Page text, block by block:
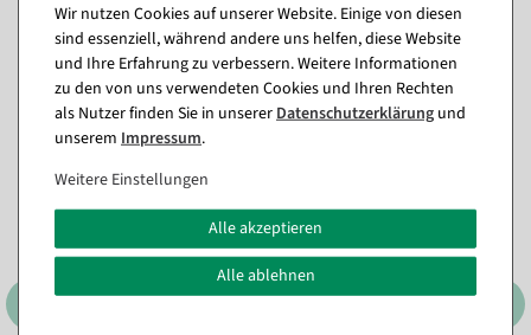
Passende Artikel zu diesem Produkt
(8)
Wir nutzen Cookies auf unserer Website. Einige von diesen
sind essenziell, während andere uns helfen, diese Website
und Ihre Erfahrung zu verbessern. Weitere Informationen
zu den von uns verwendeten Cookies und Ihren Rechten
als Nutzer finden Sie in unsererDaten­schutz­erklärung und
unserem Impressum.
Weitere Einstellungen
Alle akzeptieren
Alle ablehnen